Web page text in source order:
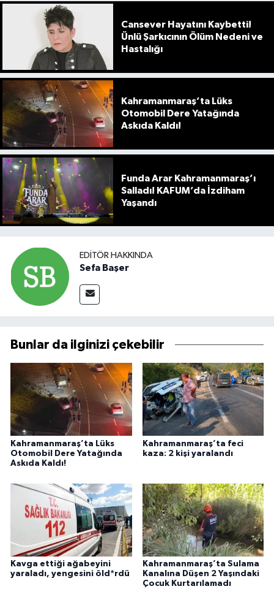
Cansever Hayatını Kaybetti!
Ünlü Şarkıcının Ölüm Nedeni ve
Hastalığı
Kahramanmaraş’ta Lüks
Otomobil Dere Yatağında
Askıda Kaldı!
Funda Arar Kahramanmaraş’ı
Salladı! KAFUM’da İzdiham
Yaşandı
EDITÖR HAKKINDA
Sefa Başer
Bunlar da ilginizi çekebilir
Kahramanmaraş’ta Lüks
Otomobil Dere Yatağında
Askıda Kaldı!
Kahramanmaraş’ta feci
kaza: 2 kişi yaralandı
Kavga ettiği ağabeyini
yaraladı, yengesini öld*rdü
Kahramanmaraş’ta Sulama
Kanalına Düşen 2 Yaşındaki
Çocuk Kurtarılamadı